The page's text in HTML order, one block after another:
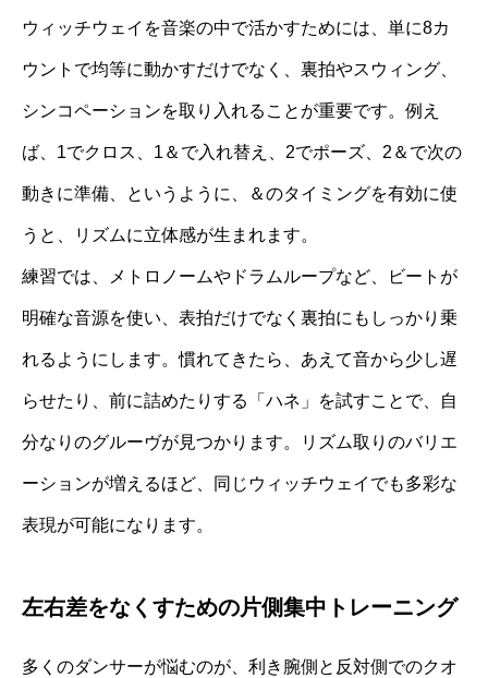
ウィッチウェイを音楽の中で活かすためには、単に8カ
ウントで均等に動かすだけでなく、裏拍やスウィング、
シンコペーションを取り入れることが重要です。例え
ば、1でクロス、1＆で入れ替え、2でポーズ、2＆で次の
動きに準備、というように、＆のタイミングを有効に使
うと、リズムに立体感が生まれます。
練習では、メトロノームやドラムループなど、ビートが
明確な音源を使い、表拍だけでなく裏拍にもしっかり乗
れるようにします。慣れてきたら、あえて音から少し遅
らせたり、前に詰めたりする「ハネ」を試すことで、自
分なりのグルーヴが見つかります。リズム取りのバリエ
ーションが増えるほど、同じウィッチウェイでも多彩な
表現が可能になります。
左右差をなくすための片側集中トレーニング
多くのダンサーが悩むのが、利き腕側と反対側でのクオ